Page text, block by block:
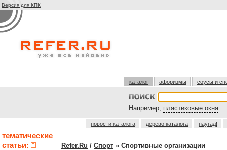
Версия для КПК
каталог афоризмы соусы и
Например, пластиковые окна
новости каталога дерево каталога наугад!
тематические
статьи:
Refer.Ru / Спорт » Спортивные организации